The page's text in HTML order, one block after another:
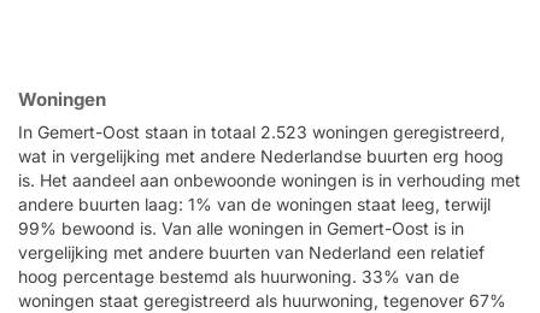
Woningen
In Gemert-Oost staan in totaal 2.523 woningen geregistreerd,
wat in vergelijking met andere Nederlandse buurten erg hoog
is. Het aandeel aan onbewoonde woningen is in verhouding met
andere buurten laag: 1% van de woningen staat leeg, terwijl
99% bewoond is. Van alle woningen in Gemert-Oost is in
vergelijking met andere buurten van Nederland een relatief
hoog percentage bestemd als huurwoning. 33% van de
woningen staat geregistreerd als huurwoning, tegenover 67%